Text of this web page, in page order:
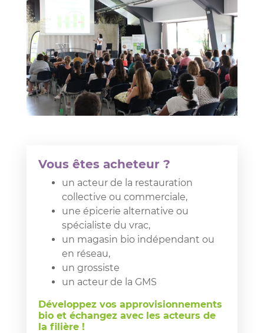
Vous êtes acheteur ?
un acteur de la restauration
collective ou commerciale,
une épicerie alternative ou
spécialiste du vrac,
un magasin bio indépendant ou
en réseau,
un grossiste
un acteur de la GMS
Développez vos approvisionnements
bio et échangez avec les acteurs de
la filière !